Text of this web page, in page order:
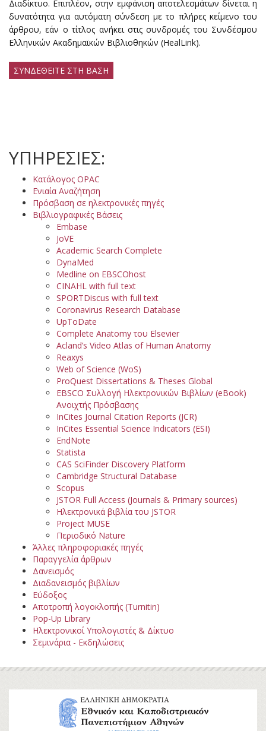
Διαδίκτυο. Επιπλέον, στην εμφάνιση αποτελεσμάτων δίνεται η
δυνατότητα για αυτόματη σύνδεση με το πλήρες κείμενο του
άρθρου, εάν ο τίτλος ανήκει στις συνδρομές του Συνδέσμου
Ελληνικών Ακαδημαϊκών Βιβλιοθηκών (HealLink).
ΣΥΝΔΕΘΕΙΤΕ ΣΤΗ ΒΑΣΗ
ΥΠΗΡΕΣΙΕΣ:
Κατάλογος OPAC
Ενιαία Αναζήτηση
Πρόσβαση σε ηλεκτρονικές πηγές
Βιβλιογραφικές Βάσεις
Embase
JoVE
Academic Search Complete
DynaMed
Medline on EBSCOhost
CINAHL with full text
SPORTDiscus with full text
Coronavirus Research Database
UpToDate
Complete Anatomy του Elsevier
Acland’s Video Atlas of Human Anatomy
Reaxys
Web of Science (WoS)
ProQuest Dissertations & Theses Global
EBSCO Συλλογή Ηλεκτρονικών Βιβλίων (eBook)
Ανοιχτής Πρόσβασης
InCites Journal Citation Reports (JCR)
InCites Essential Science Indicators (ESI)
EndNote
Statista
CAS SciFinder Discovery Platform
Cambridge Structural Database
Scopus
JSTOR Full Access (Journals & Primary sources)
Hλεκτρονικά βιβλία του JSTOR
Project MUSE
Περιοδικό Nature
Άλλες πληροφοριακές πηγές
Παραγγελία άρθρων
Δανεισμός
Διαδανεισμός βιβλίων
Εύδοξος
Αποτροπή λογοκλοπής (Turnitin)
Pop-Up Library
Ηλεκτρονικοί Υπολογιστές & Δίκτυο
Σεμινάρια - Εκδηλώσεις